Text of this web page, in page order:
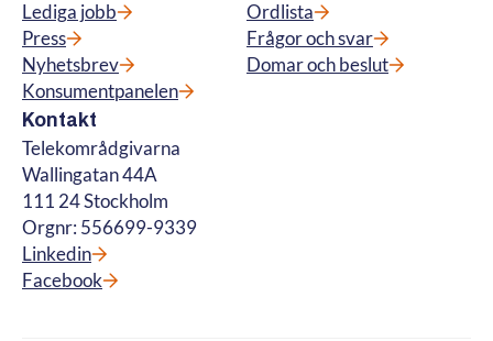
Lediga jobb
Press
Nyhetsbrev
Konsumentpanelen
Ordlista
Frågor och svar
Domar och beslut
Kontakt
Telekområdgivarna
Wallingatan 44A
111 24 Stockholm
Orgnr: 556699-9339
Linkedin
Facebook